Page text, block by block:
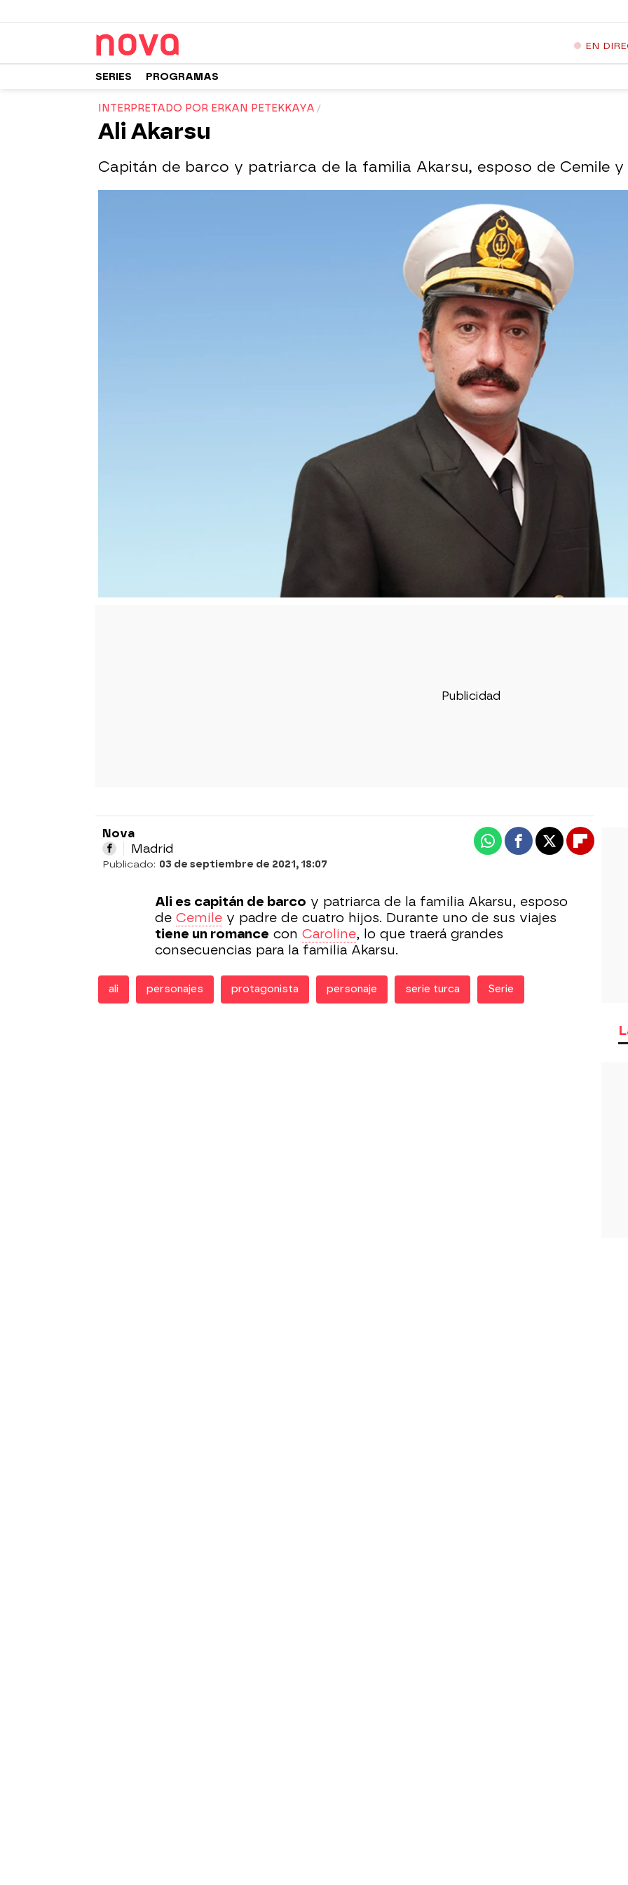
EN
SERIES PROGRAMAS
INTERPRETADO POR ERKAN PETEKKAYA
Ali Akarsu
Capitán de barco y patriarca de la familia Akarsu, esposo de Cemile
Nova
Madrid
Publicado: 03 de septiembre de 2021, 18:07
WhatsappFacebook
X
Ali es capitán de barco y patriarca de la familia Akarsu, esposo
de Cemile y padre de cuatro hijos. Durante uno de sus viajes
tiene un romance con Caroline, lo que traerá grandes
consecuencias para la familia Akarsu.
ali personajes protagonista personaje serie turca Serie